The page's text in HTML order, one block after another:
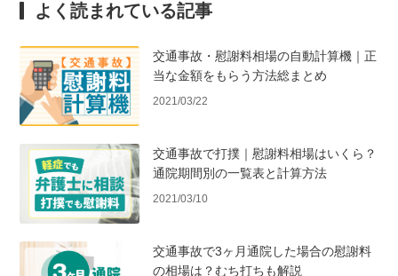
よく読まれている記事
交通事故・慰謝料相場の自動計算機｜正
当な金額をもらう方法総まとめ
2021/03/22
交通事故で打撲｜慰謝料相場はいくら？
通院期間別の一覧表と計算方法
2021/03/10
交通事故で3ヶ月通院した場合の慰謝料
の相場は？むち打ちも解説